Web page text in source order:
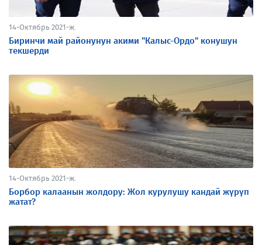
14-Октябрь 2021-ж.
Биринчи май районунун акими "Калыс-Ордо" конушун
текшерди
14-Октябрь 2021-ж.
Борбор калаанын жолдору: Жол курулушу кандай жүрүп
жатат?